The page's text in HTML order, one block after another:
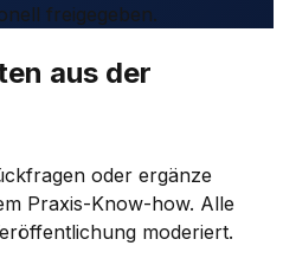
freigegeben.
aus der
oder ergänze
Praxis-Know-how. Alle
moderiert.